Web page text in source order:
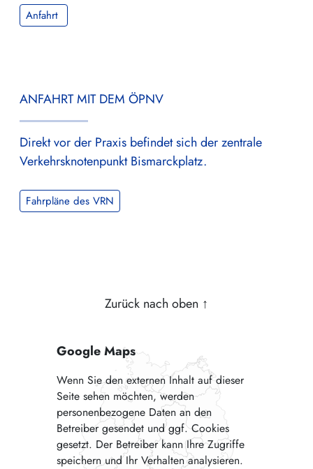
Anfahrt
ANFAHRT MIT DEM ÖPNV
Direkt vor der Praxis befindet sich der zentrale
Verkehrsknotenpunkt Bismarckplatz.
Fahrpläne des VRN
Zurück nach oben ↑
Google Maps
Wenn Sie den externen Inhalt auf dieser
Seite sehen möchten, werden
personenbezogene Daten an den
Betreiber gesendet und ggf. Cookies
gesetzt. Der Betreiber kann Ihre Zugriffe
speichern und Ihr Verhalten analysieren.